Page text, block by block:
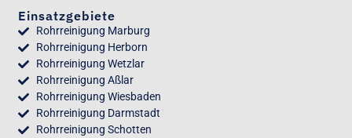
Einsatzgebiete
Rohrreinigung Marburg
Rohrreinigung Herborn
Rohrreinigung Wetzlar
Rohrreinigung Aßlar
Rohrreinigung Wiesbaden
Rohrreinigung Darmstadt
Rohrreinigung Schotten